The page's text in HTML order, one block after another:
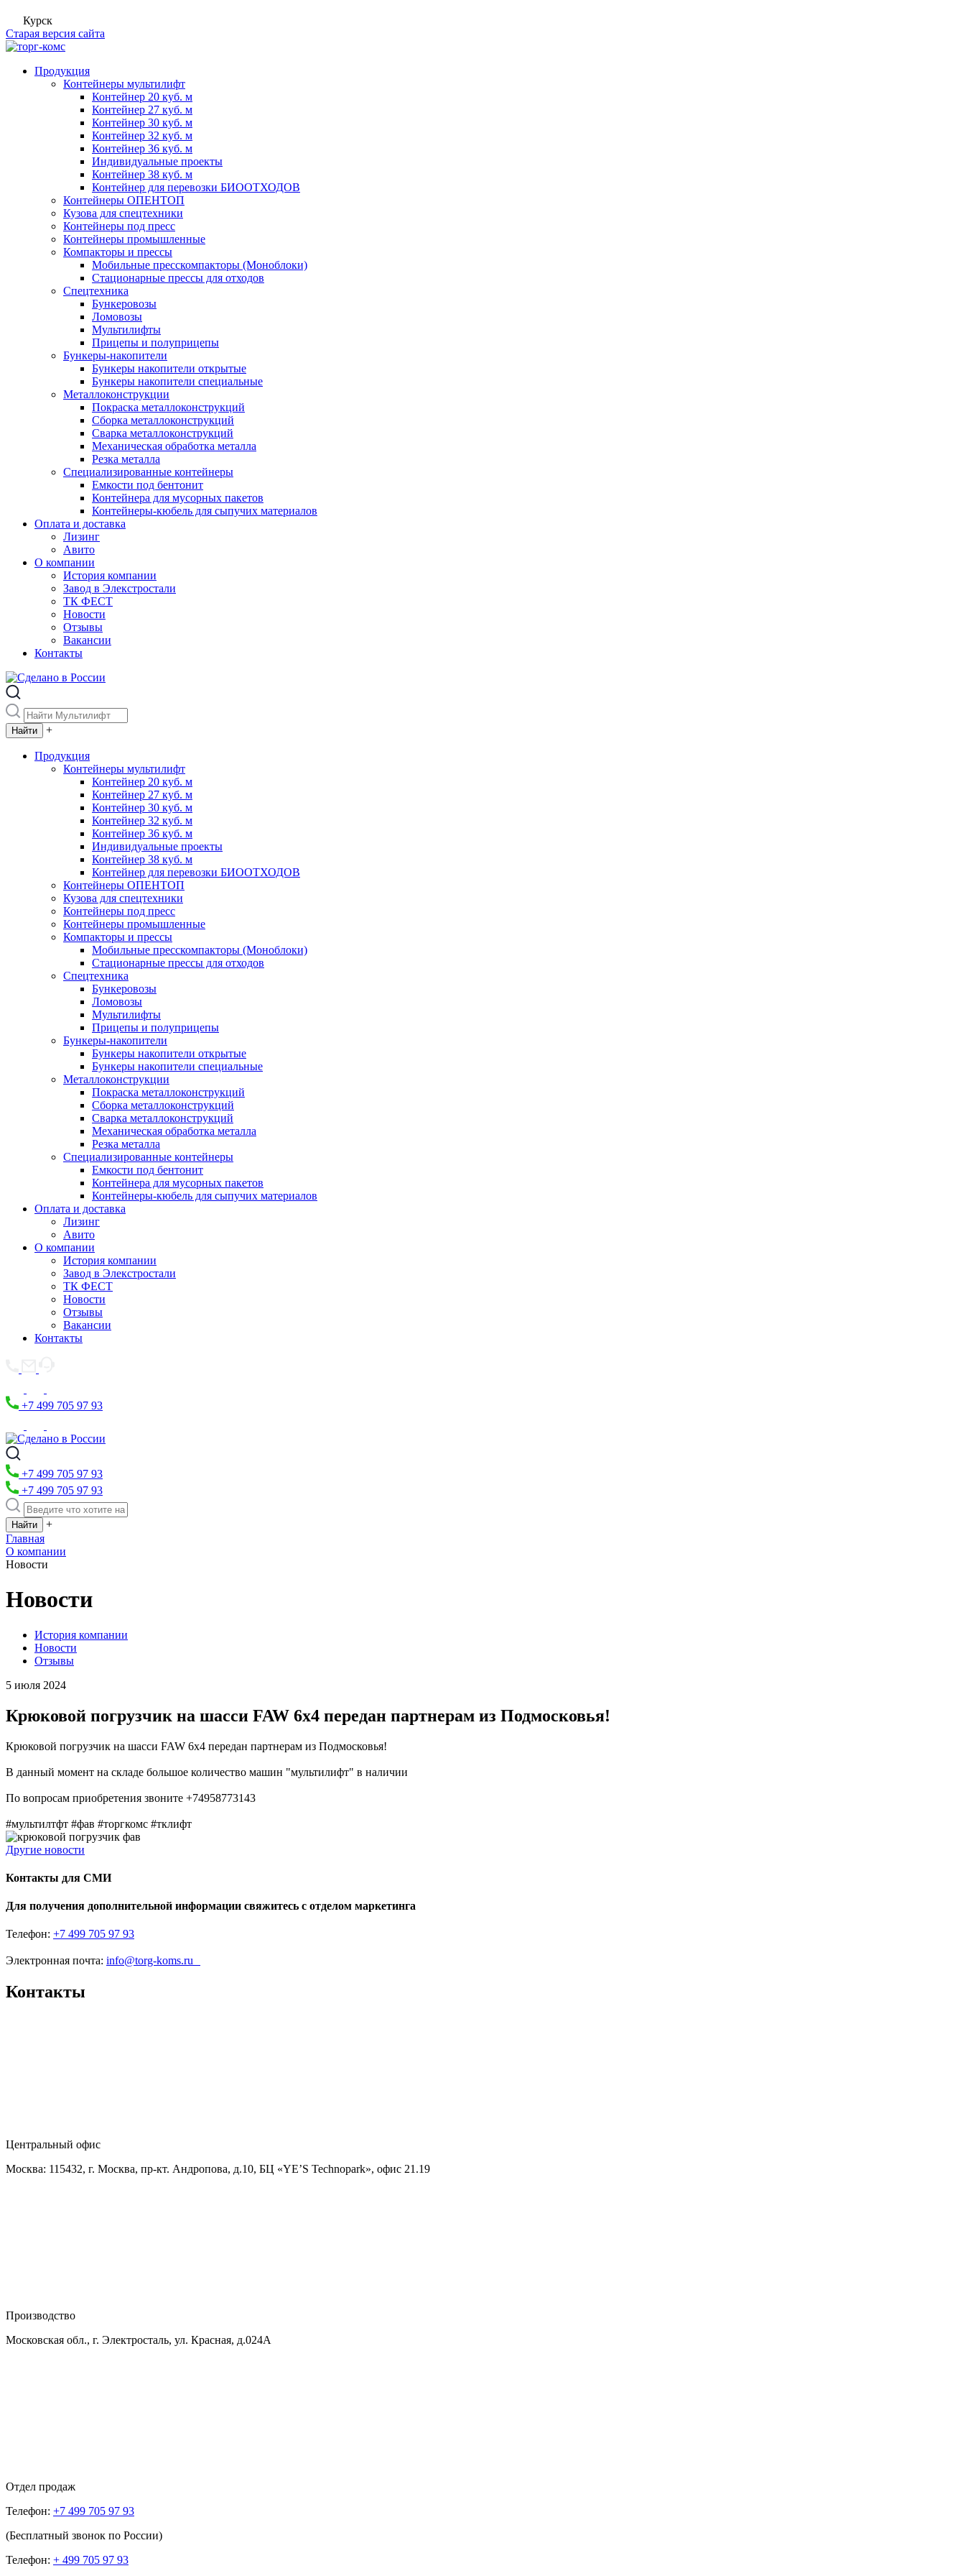
Курск
Старая версия сайта
Продукция
Контейнеры мультилифт
Контейнер 20 куб. м
Контейнер 27 куб. м
Контейнер 30 куб. м
Контейнер 32 куб. м
Контейнер 36 куб. м
Индивидуальные проекты
Контейнер 38 куб. м
Контейнер для перевозки БИООТХОДОВ
Контейнеры ОПЕНТОП
Кузова для спецтехники
Контейнеры под пресс
Контейнеры промышленные
Компакторы и прессы
Мобильные пресскомпакторы (Моноблоки)
Стационарные прессы для отходов
Спецтехника
Бункеровозы
Ломовозы
Мультилифты
Прицепы и полуприцепы
Бункеры-накопители
Бункеры накопители открытые
Бункеры накопители специальные
Металлоконструкции
Покраска металлоконструкций
Сборка металлоконструкций
Сварка металлоконструкций
Механическая обработка металла
Резка металла
Специализированные контейнеры
Емкости под бентонит
Контейнера для мусорных пакетов
Контейнеры-кюбель для сыпучих материалов
Оплата и доставка
Лизинг
Авито
О компании
История компании
Завод в Элекстростали
ТК ФЕСТ
Новости
Отзывы
Вакансии
Контакты
+
Продукция
Контейнеры мультилифт
Контейнер 20 куб. м
Контейнер 27 куб. м
Контейнер 30 куб. м
Контейнер 32 куб. м
Контейнер 36 куб. м
Индивидуальные проекты
Контейнер 38 куб. м
Контейнер для перевозки БИООТХОДОВ
Контейнеры ОПЕНТОП
Кузова для спецтехники
Контейнеры под пресс
Контейнеры промышленные
Компакторы и прессы
Мобильные пресскомпакторы (Моноблоки)
Стационарные прессы для отходов
Спецтехника
Бункеровозы
Ломовозы
Мультилифты
Прицепы и полуприцепы
Бункеры-накопители
Бункеры накопители открытые
Бункеры накопители специальные
Металлоконструкции
Покраска металлоконструкций
Сборка металлоконструкций
Сварка металлоконструкций
Механическая обработка металла
Резка металла
Специализированные контейнеры
Емкости под бентонит
Контейнера для мусорных пакетов
Контейнеры-кюбель для сыпучих материалов
Оплата и доставка
Лизинг
Авито
О компании
История компании
Завод в Элекстростали
ТК ФЕСТ
Новости
Отзывы
Вакансии
Контакты
+7 499 705 97 93
+7 499 705 97 93
+7 499 705 97 93
+
Главная
О компании
Новости
Новости
История компании
Новости
Отзывы
5 июля 2024
Крюковой погрузчик на шасси FAW 6х4 передан партнерам из Подмосковья!
Крюковой погрузчик на шасси FAW 6х4 передан партнерам из Подмосковья!
В данный момент на складе большое количество машин "мультилифт" в наличии
По вопросам приобретения звоните +74958773143
#мультилтфт #фав #торгкомс #тклифт
Другие новости
Контакты для СМИ
Для получения дополнительной информации свяжитесь с отделом маркетинга
Телефон: +7 499 705 97 93
Электронная почта: info@torg-koms.ru
Контакты
Центральный офис
Москва: 115432, г. Москва, пр-кт. Андропова, д.10, БЦ «YE’S Technopark», офис 21.19
Производство
Московская обл., г. Электросталь, ул. Красная, д.024А
Отдел продаж
Телефон: +7 499 705 97 93
(Бесплатный звонок по России)
Телефон: + 499 705 97 93